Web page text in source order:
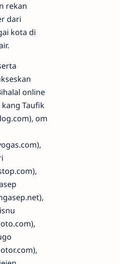
rekan
dari
kota di
online
kang Taufik
om